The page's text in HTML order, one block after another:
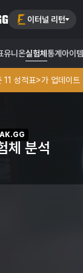
이터널 리턴
유니온실험체 통계 아이템
11 성적표>가 업데이
체 분석